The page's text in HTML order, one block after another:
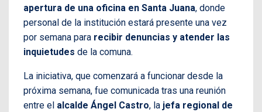
apertura de una oficina en Santa Juana, donde
personal de la institución estará presente una vez
por semana para recibir denuncias y atender las
inquietudes de la comuna.
La iniciativa, que comenzará a funcionar desde la
próxima semana, fue comunicada tras una reunión
entre el alcalde Ángel Castro, la jefa regional de